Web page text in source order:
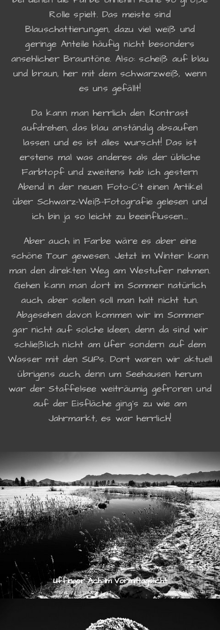
Rolle spielt. Das meiste sind
Blauschattierungen, dazu viel weiß und
geringe Anteile häufig nicht besonders
ansehlicher Brauntöne. Also: scheiß auf blau
und braun, her mit dem schwarzweiß, wenn
es uns gefällt!
Da kann man herrlich den Kontrast
aufdrehen, das blau anständig absaufen
lassen und es ist alles wurscht! Das ist
erstens mal was anderes als der übliche
Farbtopf und zweitens hab ich gestern
Abend in der neuen Foto-C't einen Artikel
über Schwarz-Weiß-Fotografie gelesen und
ich bin ja so leicht zu beeinflussen...
Aber auch in Farbe wäre es aber eine
schöne Tour gewesen. Jetzt im Winter kann
man den direkten Weg am Westufer nehmen.
Gehen kann man dort im Sommer natürlich
auch, aber sollen soll man halt nicht tun.
Abgesehen davon kommen wir im Sommer
gar nicht auf solche Ideen, denn da sind wir
schließlich nicht am Ufer sondern auf dem
Wasser mit den SUPs. Dort waren wir aktuell
übrigens auch, denn um Seehausen herum
war der Staffelsee weiträumig gefroren und
auf der Eisfläche ging's zu wie am
Jahrmarkt, es war herrlich!
Uffinger Ach im Vormittagslicht